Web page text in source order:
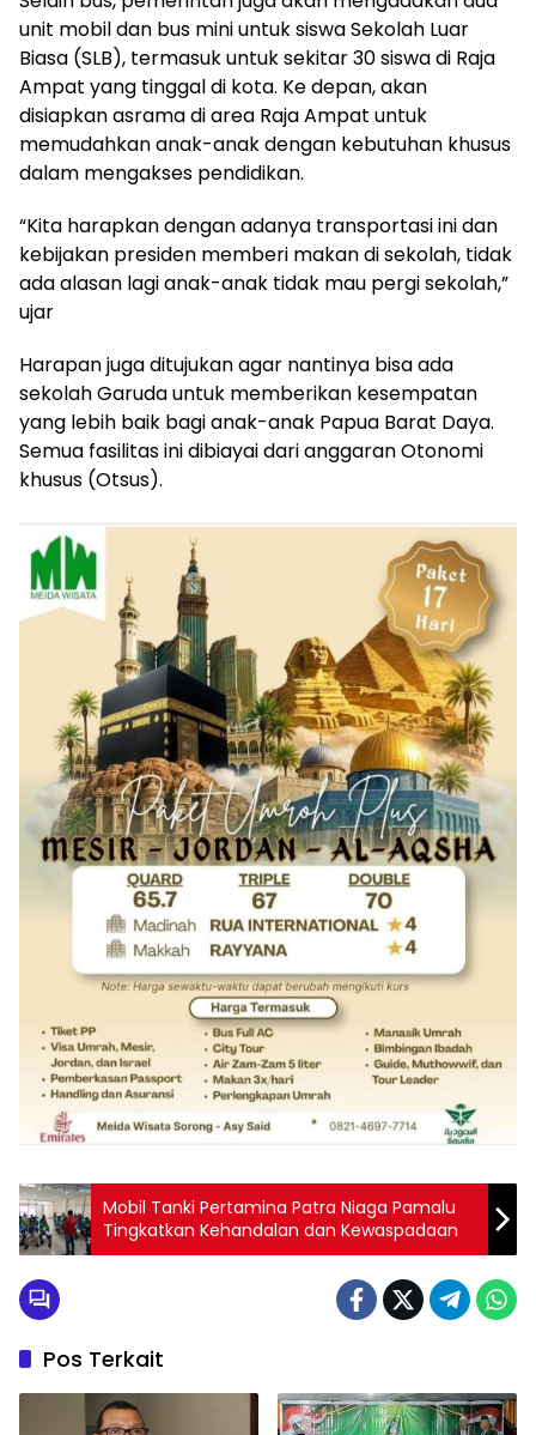
unit mobil dan bus mini untuk siswa Sekolah Luar
Biasa (SLB), termasuk untuk sekitar 30 siswa di Raja
Ampat yang tinggal di kota. Ke depan, akan
disiapkan asrama di area Raja Ampat untuk
memudahkan anak-anak dengan kebutuhan khusus
dalam mengakses pendidikan.
“Kita harapkan dengan adanya transportasi ini dan
kebijakan presiden memberi makan di sekolah, tidak
ada alasan lagi anak-anak tidak mau pergi sekolah,”
ujar
Harapan juga ditujukan agar nantinya bisa ada
sekolah Garuda untuk memberikan kesempatan
yang lebih baik bagi anak-anak Papua Barat Daya.
Semua fasilitas ini dibiayai dari anggaran Otonomi
khusus (Otsus).
Mobil Tanki Pertamina Patra Niaga Pamalu
Tingkatkan Kehandalan dan Kewaspadaan
Pos Terkait